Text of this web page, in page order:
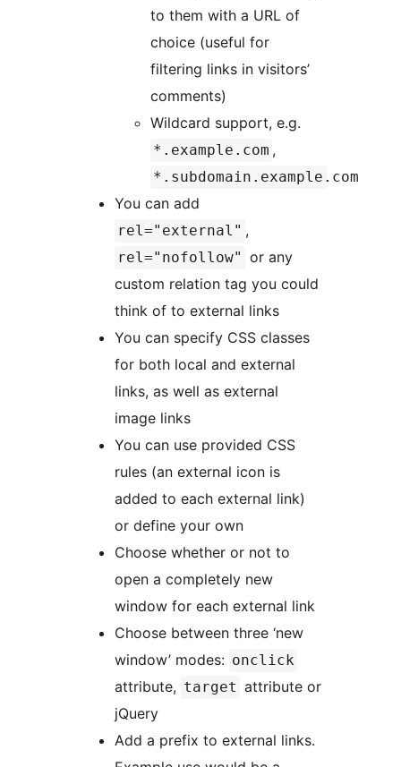
to them with a URL of
choice (useful for
filtering links in visitors’
comments)
Wildcard support, e.g.
*.example.com ,
*.subdomain.example.com
You can add
rel="external" ,
rel="nofollow" or any
custom relation tag you could
think of to external links
You can specify CSS classes
for both local and external
links, as well as external
image links
You can use provided CSS
rules (an external icon is
added to each external link)
or define your own
Choose whether or not to
open a completely new
window for each external link
Choose between three ‘new
window’ modes: onclick
attribute, target attribute or
jQuery
Add a prefix to external links.